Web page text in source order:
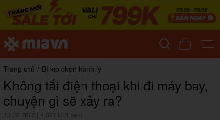
Trang chủ / Bí kíp chọn hành lý
Không tắt điện thoại khi đi máy bay,
chuyện gì sẽ xảy ra?
13.08.2018 4,821 lượt xem